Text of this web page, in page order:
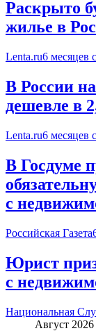
Раскрыто
жилье в
Lenta.ru6 месяцев
В России
дешевле в
Lenta.ru6 месяцев
В Госдуме
с
Российская Газета
Юрист
с
Национальная
Август 2026